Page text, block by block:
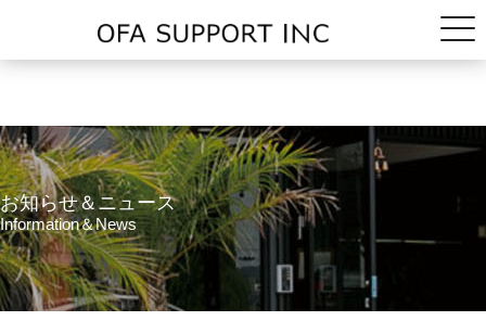
お知らせ＆ニュース
Information＆News